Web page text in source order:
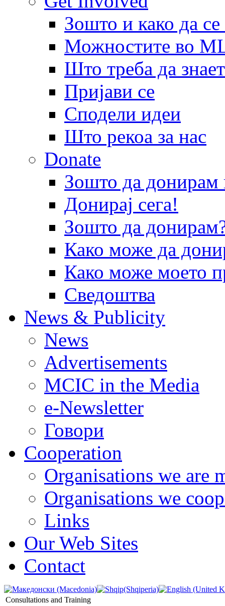
Зошто и како да
Можностите во
Што треба да
Пријави се
Сподели идеи
Што рекоа за нас
Donate
Зошто да
Донирај сега!
Зошто да
Како може да
Како може моето
Сведоштва
News & Publicity
News
Advertisements
MCIC in the Media
e-Newsletter
Говори
Cooperation
Organisations we are
Organisations we
Links
Our Web Sites
Contact
Consultations and Training